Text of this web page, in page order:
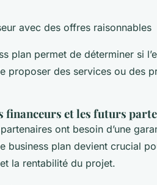
avec des offres raisonnables
plan permet de déterminer si
proposer des services ou des
financeurs et les futurs
ont besoin d’une
business plan devient crucial
la rentabilité du projet.